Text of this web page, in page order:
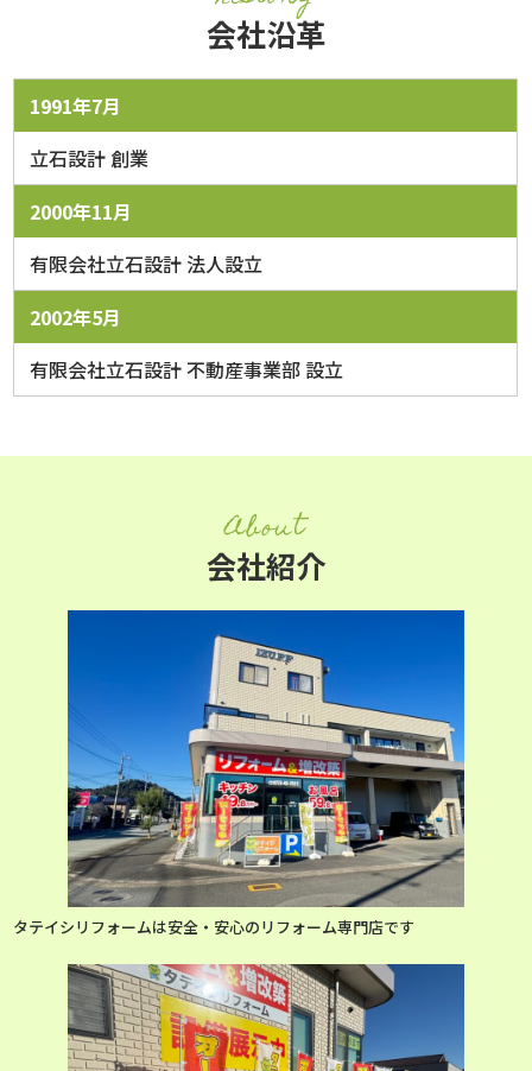
会社沿革
1991年7月
立石設計 創業
2000年11月
有限会社立石設計 法人設立
2002年5月
有限会社立石設計 不動産事業部 設立
About
会社紹介
タテイシリフォームは安全・安心のリフォーム専門店です